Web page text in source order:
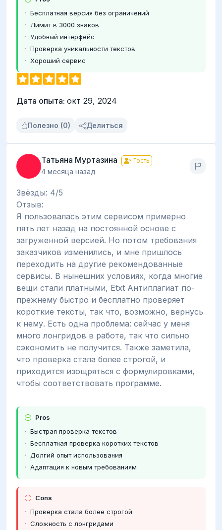
Бесплатная версия без ограничений
Лимит в 3000 знаков
Удобный интерфейс
Проверка уникальности текстов
Хороший сервис
Дата опыта: окт 29, 2024
Полезно (0) Делиться
Татьяна Муртазина Гость
4 месяца назад
Звёзды: 4/5
Отзыв:
Я пользовалась этим сервисом примерно
пять лет назад на постоянной основе с
загруженной версией. Но потом требования
заказчиков изменились, и мне пришлось
переходить на другие рекомендованные
сервисы. В нынешних условиях, когда многие
вещи стали платными, Etxt Антиплагиат по-
прежнему быстро и бесплатно проверяет
короткие тексты, так что, возможно, вернусь
к нему. Есть одна проблема: сейчас у меня
много лонгридов в работе, так что сильно
сэкономить не получится. Также заметила,
что проверка стала более строгой, и
приходится изощряться с формулировками,
чтобы соответствовать программе.
Pros
Быстрая проверка текстов
Бесплатная проверка коротких текстов
Долгий опыт использования
Адаптация к новым требованиям
Cons
Проверка стала более строгой
Сложность с лонгридами